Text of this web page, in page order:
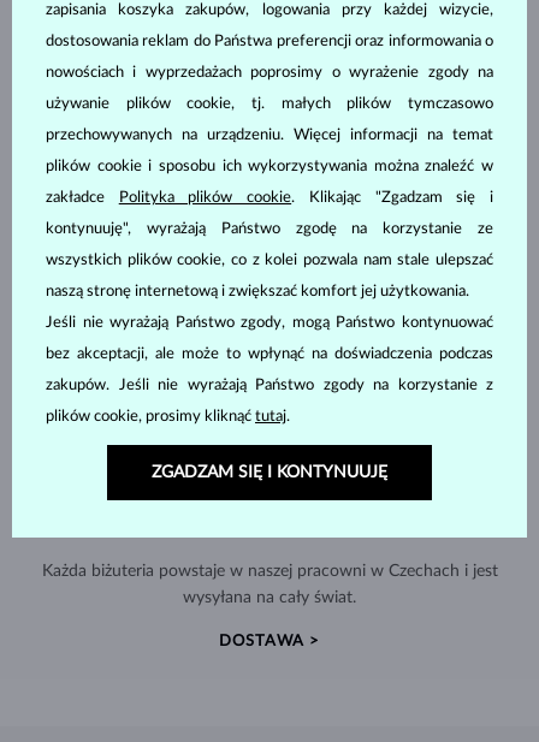
BIŻUTERIA ZATELIER KLENOTA
Każda biżuteria powstaje w naszej pracowni w Czechach i jest
wysyłana na cały świat.
DOSTAWA >
zapisania koszyka zakupów, logowania przy każdej wizycie,
dostosowania reklam do Państwa preferencji oraz informowania o
nowościach i wyprzedażach poprosimy o wyrażenie zgody na
używanie plików cookie, tj. małych plików tymczasowo
przechowywanych na urządzeniu. Więcej informacji na temat
plików cookie i sposobu ich wykorzystywania można znaleźć w
zakładce
Polityka plików cookie. Klikając "Zgadzam się i
kontynuuję", wyrażają Państwo zgodę na korzystanie ze
wszystkich plików cookie, co z kolei pozwala nam stale ulepszać
naszą stronę internetową i zwiększać komfort jej użytkowania.
Jeśli nie wyrażają Państwo zgody, mogą Państwo kontynuować
bez akceptacji, ale może to wpłynąć na doświadczenia podczas
zakupów. Jeśli nie wyrażają Państwo zgody na korzystanie z
plików cookie, prosimy kliknąć tutaj.
ZGADZAM SIĘ I KONTYNUUJĘ